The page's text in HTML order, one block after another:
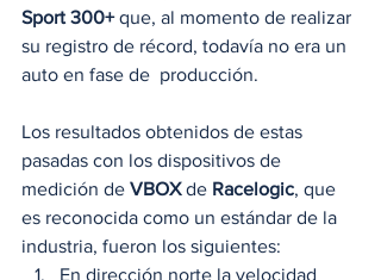
Sport 300+ que, al momento de realizar
su registro de récord, todavía no era un
auto en fase de  producción.
Los resultados obtenidos de estas
pasadas con los dispositivos de
medición de VBOX de Racelogic, que
es reconocida como un estándar de la
industria, fueron los siguientes:
En dirección norte la velocidad